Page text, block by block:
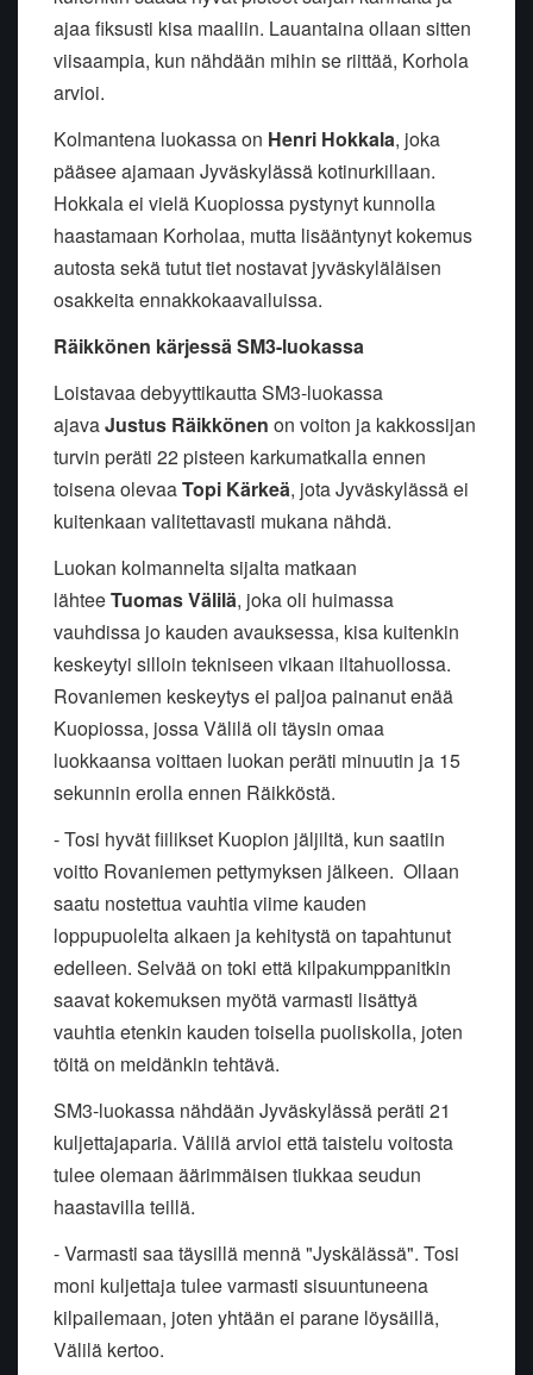
ajaa fiksusti kisa maaliin. Lauantaina ollaan sitten
viisaampia, kun nähdään mihin se riittää, Korhola
arvioi.
Kolmantena luokassa on Henri Hokkala, joka
pääsee ajamaan Jyväskylässä kotinurkillaan.
Hokkala ei vielä Kuopiossa pystynyt kunnolla
haastamaan Korholaa, mutta lisääntynyt kokemus
autosta sekä tutut tiet nostavat jyväskyläläisen
osakkeita ennakkokaavailuissa.
Räikkönen kärjessä SM3-luokassa
Loistavaa debyyttikautta SM3-luokassa
ajavaJustus Räikkönen on voiton ja kakkossijan
turvin peräti 22 pisteen karkumatkalla ennen
toisena olevaaTopi Kärkeä, jota Jyväskylässä ei
kuitenkaan valitettavasti mukana nähdä.
Luokan kolmannelta sijalta matkaan
lähteeTuomas Välilä, joka oli huimassa
vauhdissa jo kauden avauksessa, kisa kuitenkin
keskeytyi silloin tekniseen vikaan iltahuollossa.
Rovaniemen keskeytys ei paljoa painanut enää
Kuopiossa, jossa Välilä oli täysin omaa
luokkaansa voittaen luokan peräti minuutin ja 15
sekunnin erolla ennen Räikköstä.
- Tosi hyvät fiilikset Kuopion jäljiltä, kun saatiin
voitto Rovaniemen pettymyksen jälkeen. Ollaan
saatu nostettua vauhtia viime kauden
loppupuolelta alkaen ja kehitystä on tapahtunut
edelleen. Selvää on toki että kilpakumppanitkin
saavat kokemuksen myötä varmasti lisättyä
vauhtia etenkin kauden toisella puoliskolla, joten
töitä on meidänkin tehtävä.
SM3-luokassa nähdään Jyväskylässä peräti 21
kuljettajaparia. Välilä arvioi että taistelu voitosta
tulee olemaan äärimmäisen tiukkaa seudun
haastavilla teillä.
- Varmasti saa täysillä mennä "Jyskälässä". Tosi
moni kuljettaja tulee varmasti sisuuntuneena
kilpailemaan, joten yhtään ei parane löysäillä,
Välilä kertoo.